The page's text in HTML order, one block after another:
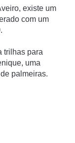
existe um
com um
trilhas para
uma
palmeiras.